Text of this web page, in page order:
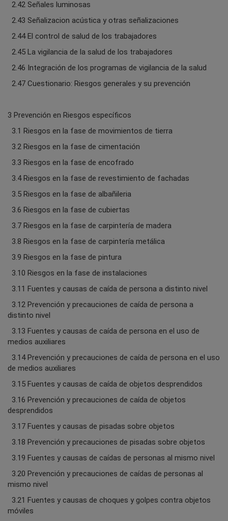
2.42 Señales luminosas
2.43 Señalizacion acústica y otras señalizaciones
2.44 El control de salud de los trabajadores
2.45 La vigilancia de la salud de los trabajadores
2.46 Integración de los programas de vigilancia de la salud
2.47 Cuestionario: Riesgos generales y su prevención
3 Prevención en Riesgos específicos
3.1 Riesgos en la fase de movimientos de tierra
3.2 Riesgos en la fase de cimentación
3.3 Riesgos en la fase de encofrado
3.4 Riesgos en la fase de revestimiento de fachadas
3.5 Riesgos en la fase de albañileria
3.6 Riesgos en la fase de cubiertas
3.7 Riesgos en la fase de carpintería de madera
3.8 Riesgos en la fase de carpintería metálica
3.9 Riesgos en la fase de pintura
3.10 Riesgos en la fase de instalaciones
3.11 Fuentes y causas de caída de persona a distinto nivel
3.12 Prevención y precauciones de caída de persona a
distinto nivel
3.13 Fuentes y causas de caída de persona en el uso de
medios auxiliares
3.14 Prevención y precauciones de caída de persona en el uso
de medios auxiliares
3.15 Fuentes y causas de caída de objetos desprendidos
3.16 Prevención y precauciones de caída de objetos
desprendidos
3.17 Fuentes y causas de pisadas sobre objetos
3.18 Prevención y precauciones de pisadas sobre objetos
3.19 Fuentes y causas de caídas de personas al mismo nivel
3.20 Prevención y precauciones de caídas de personas al
mismo nivel
3.21 Fuentes y causas de choques y golpes contra objetos
móviles